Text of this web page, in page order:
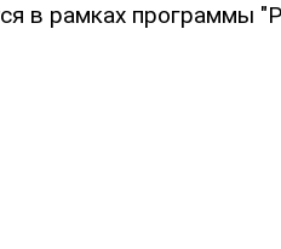
в рамках программы